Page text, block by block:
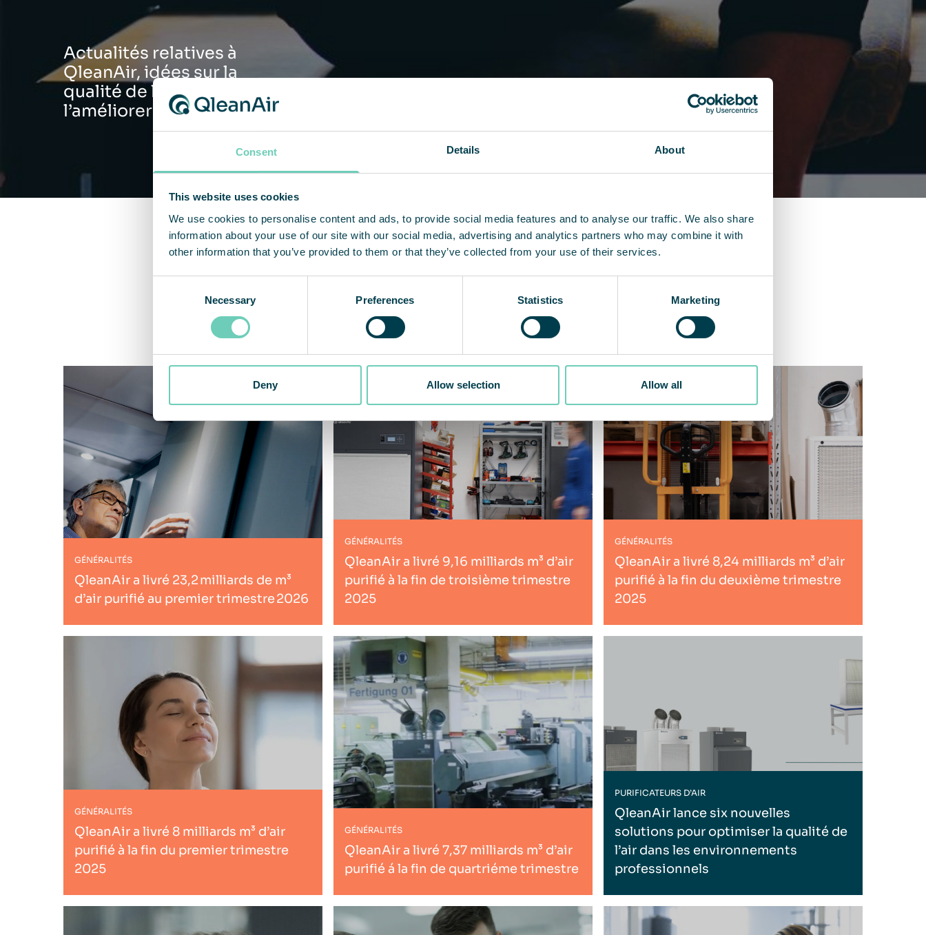
Consent Details About
This website uses cookies
We use cookies to personalise content and ads, to provide social media features and to analyse our traffic. We also share
information about your use of our site with our social media, advertising and analytics partners who may combine it with
other information that you’ve provided to them or that they’ve collected from your use of their services.
Necessary Preferences Statistics Marketing
Deny Allow selection Allow all
Actualités relatives à
QleanAir, idées sur la
qualité de l’air et comment
l’améliorer
GÉNÉRALITÉS
QleanAir a livré 23,2 milliards de m³
d’air purifié au premier trimestre 2026
GÉNÉRALITÉS
QleanAir a livré 9,16 milliards m³ d’air
purifié à la fin de troisième trimestre
2025
GÉNÉRALITÉS
QleanAir a livré 8,24 milliards m³ d’air
purifié à la fin du deuxième trimestre
2025
GÉNÉRALITÉS
QleanAir a livré 8 milliards m³ d’air
purifié à la fin du premier trimestre
2025
GÉNÉRALITÉS
QleanAir a livré 7,37 milliards m³ d’air
purifié á la fin de quartriéme trimestre
PURIFICATEURS D’AIR
QleanAir lance six nouvelles
solutions pour optimiser la qualité de
l’air dans les environnements
professionnels